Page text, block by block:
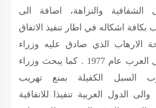
الشفافية والنزاهة، اضافة الى
بكافة اشكاله في اطار تنفيذ الاتفاق
الارهاب الذي صادق عليه وزراء
الداخلية والعدل العرب عام 1977 . كما يبحث وزراء
السبل الكفيلة بمنع تهريب
الدول العربية تنفيذا للاتفاقية